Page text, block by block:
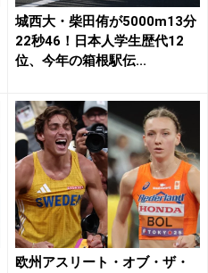
城西大・柴田侑が5000m13分
22秒46！日本人学生歴代12
位、今年の箱根駅伝...
欧州アスリート・オブ・ザ・